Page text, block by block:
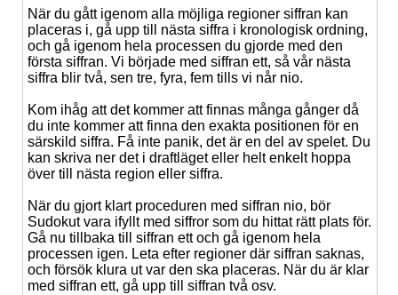
När du gått igenom alla möjliga regioner siffran kan
placeras i, gå upp till nästa siffra i kronologisk ordning,
och gå igenom hela processen du gjorde med den
första siffran. Vi började med siffran ett, så vår nästa
siffra blir två, sen tre, fyra, fem tills vi når nio.
Kom ihåg att det kommer att finnas många gånger då
du inte kommer att finna den exakta positionen för en
särskild siffra. Få inte panik, det är en del av spelet. Du
kan skriva ner det i draftläget eller helt enkelt hoppa
över till nästa region eller siffra.
När du gjort klart proceduren med siffran nio, bör
Sudokut vara ifyllt med siffror som du hittat rätt plats för.
Gå nu tillbaka till siffran ett och gå igenom hela
processen igen. Leta efter regioner där siffran saknas,
och försök klura ut var den ska placeras. När du är klar
med siffran ett, gå upp till siffran två osv.